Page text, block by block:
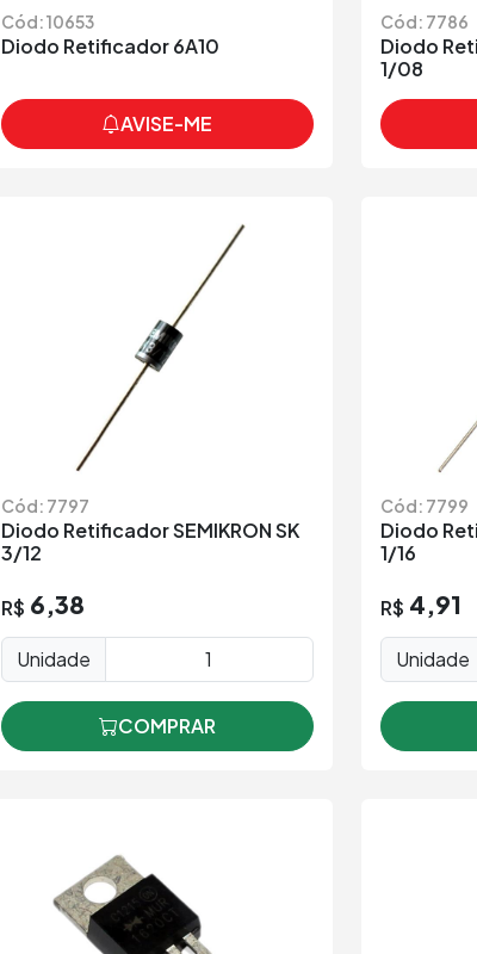
Cód: 10653
Diodo Retificador 6A10
AVISE-ME
Cód: 7786
Diodo
1/08
Cód: 7797
Diodo Retificador SEMIKRON SK
3/12
R$ 6,38
Unidade
COMPRAR
Cód: 7799
Diodo
1/16
R$ 4,91
Unidade